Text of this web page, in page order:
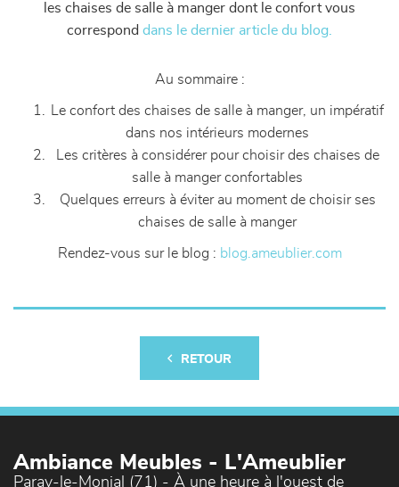
les chaises de salle à manger dont le confort vous
correspond dans le dernier article du blog.
Au sommaire :
Le confort des chaises de salle à manger, un impératif
dans nos intérieurs modernes
Les critères à considérer pour choisir des chaises de
salle à manger confortables
Quelques erreurs à éviter au moment de choisir ses
chaises de salle à manger
Rendez-vous sur le blog : blog.ameublier.com
RETOUR
Ambiance Meubles - L'Ameublier
Paray-le-Monial (71) - À une heure à l'ouest de